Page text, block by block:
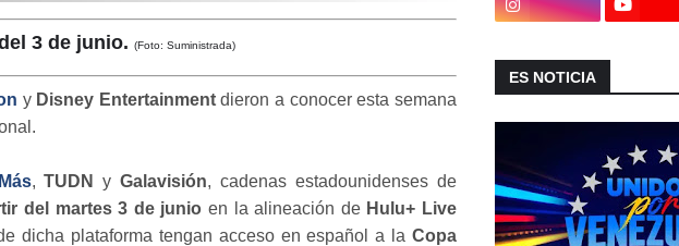
3 de junio. (Foto: Suministrada)
y Disney Entertainmentdieron a conocer esta semana
,TUDN yGalavisión, cadenas estadounidenses de
del martes 3 de junio en la alineación de Hulu+ Live
dicha plataforma tengan acceso en español a la Copa
ES NOTICIA